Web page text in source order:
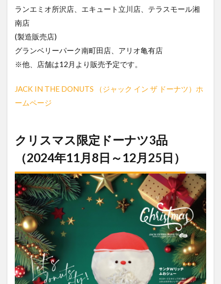
ランエミオ所沢店、エキュート立川店、テラスモール湘
南店
(製造販売店)
グランベリーパーク南町田店、アリオ亀有店
※他、店舗は12月より販売予定です。
JACK IN THE DONUTS （ジャック イン ザ ドーナツ）ホ
ームページ
クリスマス限定ドーナツ3品
（2024年11月8日～12月25日）